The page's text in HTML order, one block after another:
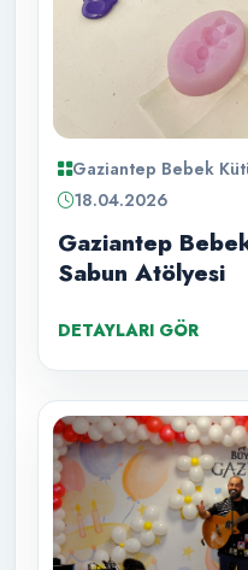
Gaziantep Bebek
18.04.2026
Gaziantep
Sabun Atölyesi
DETAYLARI GÖR